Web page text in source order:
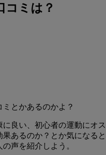
コミは？
とかあるのかよ？
良い、初心者の運動にオス
あるのか？とか気になると
声を紹介しよう。